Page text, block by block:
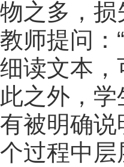
物之多，
教师提问：
细读文本
此之外，
有被明确
个过程中